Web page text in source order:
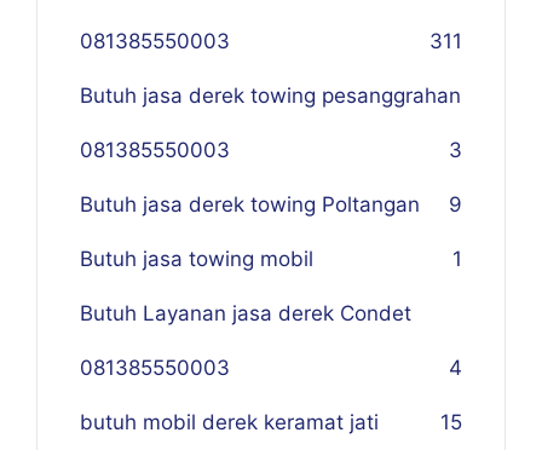
081385550003 311
Butuh jasa derek towing pesanggrahan
081385550003 3
Butuh jasa derek towing Poltangan 9
Butuh jasa towing mobil 1
Butuh Layanan jasa derek Condet
081385550003 4
butuh mobil derek keramat jati 15